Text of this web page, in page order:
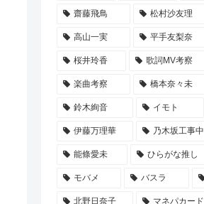
齋藤飛鳥 松村沙友理
高山一実 平手友梨奈
桜井玲香 歌詞MV考察
楽曲考察 橋本奈々未
鈴木絢音 イモト
伊藤万理華 乃木坂工事中
能條愛未 ひらがな推し
モバメ バスラ
北野日奈子 マネパカード